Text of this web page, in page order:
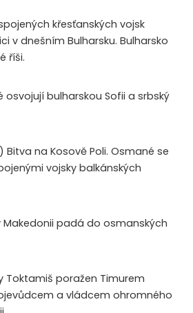
křesťanských vojsk
v dnešním Bulharsku. Bulharsko
říši.
osvojují bulharskou Sofii a srbský
Bitva na Kosově Poli. Osmané se
vojsky balkánských
Makedonii padá do osmanských
Toktamiš poražen Timurem
a vládcem ohromného